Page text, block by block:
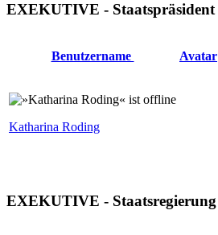
EXEKUTIVE - Staatspräsident
Benutzername Avatar
Katharina Roding
EXEKUTIVE - Staatsregierung